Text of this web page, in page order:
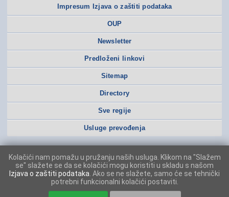
Impresum Izjava o zaštiti podataka
OUP
Newsletter
Predloženi linkovi
Sitemap
Directory
Sve regije
Usluge prevođenja
Kolačići nam pomažu u pružanju naših usluga. Klikom na "Slažem
se" slažete se da se kolačići mogu koristiti u skladu s našom
Izjava o zaštiti podataka . Ako se ne slažete, samo će se tehnički
potrebni funkcionalni kolačići postaviti.